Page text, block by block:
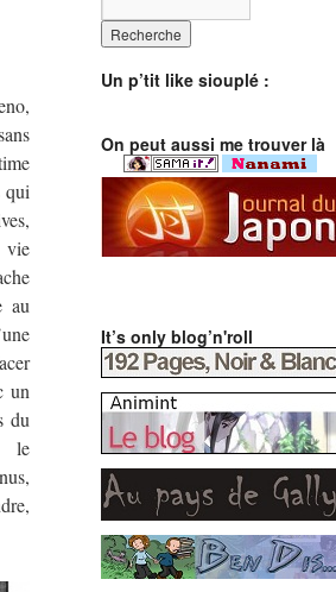
qui
vie
au
un
du
le
Un p’tit like siouplé :
On peut aussi me trouver là
It’s only blog’n'roll